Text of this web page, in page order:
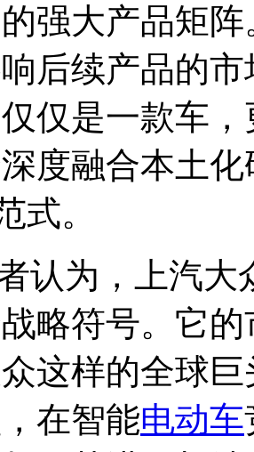
强大产品矩
后续产品的
仅是一款车
深度融合本土
式。
认为，上汽
略符号。它
这样的全球
在智能电动车